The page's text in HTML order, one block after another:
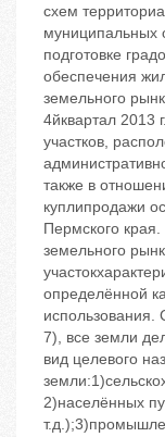
схем
муниципальных
подготовке
обеспечения
земельного
4йквартал 2013
участков,
также в
куплипродажи
Пермского
земельного
определённой
использования.
7), все земли
вид целевого
2)населённых